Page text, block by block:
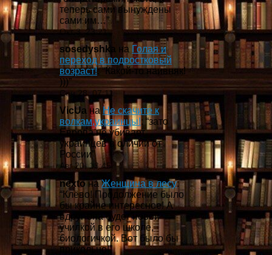
теперь сами вынуждены
сами им…”
Окт 3, 23:21
sosedyshka на Голая и
переход в подростковый
возраст!: “Какой-то наивняк!
)))”
Сен 28, 07:11
VicUa на Не скачите к
волкам,украинцы!: “зато
Европа не убивает
украинцев в оличии от
России”
Авг 20, 13:45
nextoнаЖенщина в лесу:
“Клёво! Продолжение было
бы крайне интересное! А
вдруг она будет новой
училкой в его школе,
биологичкой. Вот было бы
прикольно!”